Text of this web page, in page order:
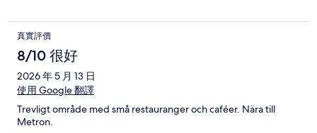
真實評價
8/10 很好
2026 年 5 月 13 日
使用 Google 翻譯
Trevligt område med små restauranger och caféer. Nära till
Metron.